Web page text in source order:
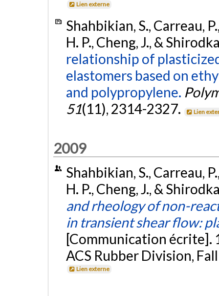
Lien externe
Shahbikian, S., Carreau,
H. P., Cheng, J., &
relationship of
elastomers based on
and polypropylene.
51(11), 2314-2327. Lien
2009
Shahbikian, S., Carreau,
H. P., Cheng, J., &
and rheology of non-
in transient shear flow:
[Communication écrite].
ACS Rubber Division,
Lien externe